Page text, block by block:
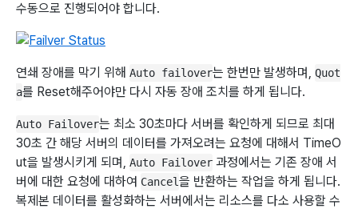
수동으로 진행되어야 합니다.
연쇄 장애를 막기 위해 Auto failover는 한번만 발생하며, Quot
a를 Reset해주어야만 다시 자동 장애 조치를 하게 됩니다.
Auto Failover는 최소 30초마다 서버를 확인하게 되므로 최대
30초 간 해당 서버의 데이터를 가져오려는 요청에 대해서 TimeO
ut을 발생시키게 되며, Auto Failover 과정에서는 기존 장애 서
버에 대한 요청에 대하여 Cancel을 반환하는 작업을 하게 됩니다.
복제본 데이터를 활성화하는 서버에서는 리소스를 다소 사용할 수